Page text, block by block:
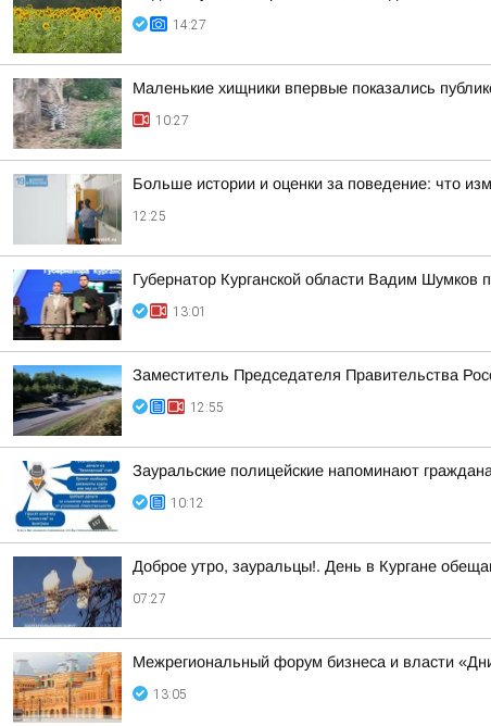
14:27
Маленькие хищники впервые показались
10:27
Больше истории и оценки за поведение: что
12:25
Губернатор Курганской области Вадим Шумков
13:01
Заместитель Председателя Правительства
12:55
Зауральские полицейские напоминают
10:12
Доброе утро, зауральцы!. День в Кургане
07:27
Межрегиональный форум бизнеса и власти
13:05